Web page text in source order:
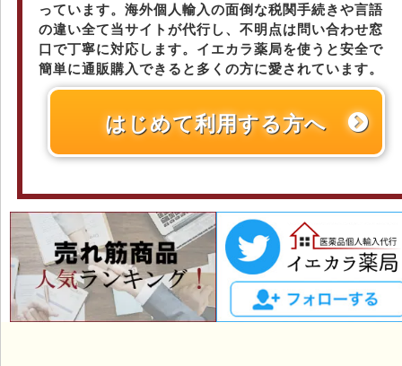
っています。海外個人輸入の面倒な税関手続きや言語
の違い全て当サイトが代行し、不明点は問い合わせ窓
口で丁寧に対応します。イエカラ薬局を使うと安全で
簡単に通販購入できると多くの方に愛されています。
はじめて利用する方へ